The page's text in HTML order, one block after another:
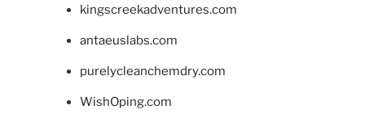
kingscreekadventures.com
antaeuslabs.com
purelycleanchemdry.com
WishOping.com